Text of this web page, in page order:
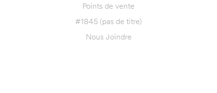
Points de vente
#1845 (pas de titre)
Nous Joindre